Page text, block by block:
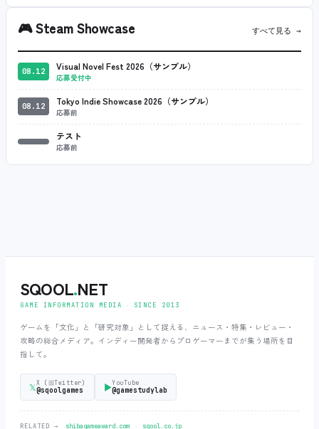
🎮Steam Showcase すべて見る →
08.12 Visual Novel Fest 2026（サンプル）
応募受付中
08.12 Tokyo Indie Showcase 2026（サンプル）
応募前
テスト
応募前
SQOOL.NET
GAME INFORMATION MEDIA ‧ SINCE 2013
ゲームを「文化」と「研究対象」として捉える、ニュース・特集・レビュー・
攻略の総合メディア。インディー開発者からプロゲーマーまでが集う場所を目
指して。
𝕏 X (旧Twitter)
@sqoolgames ▶YouTube
@gamestudylab
RELATED → shibagameaward.com ‧ sqool.co.jp